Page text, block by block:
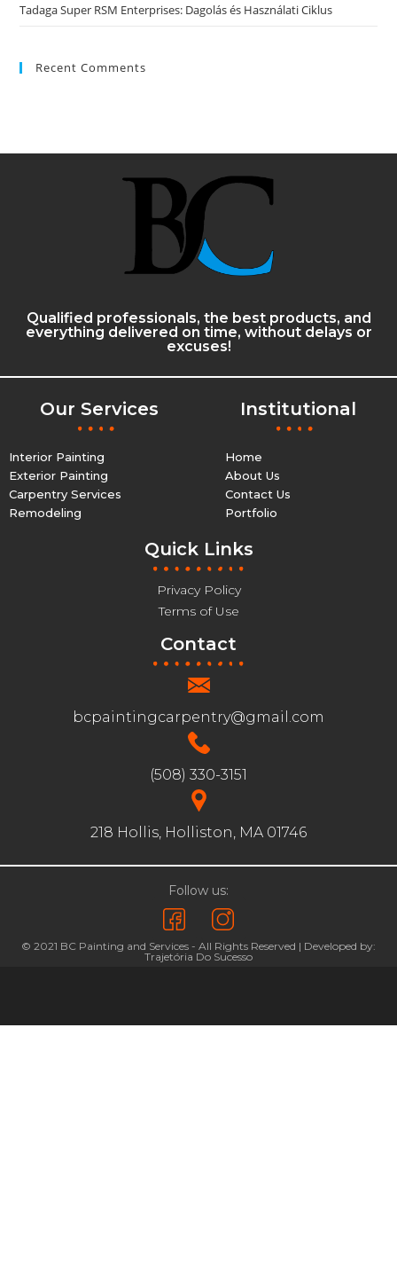
Tadaga Super RSM Enterprises: Dagolás és Használati Ciklus
Recent Comments
Qualified professionals, the best products, and
everything delivered on time, without delays or
excuses!
Our Services
Interior Painting
Exterior Painting
Carpentry Services
Remodeling
Institutional
Home
About Us
Contact Us
Portfolio
Quick Links
Privacy Policy
Terms of Use
Contact
bcpaintingcarpentry@gmail.com
(508) 330-3151
218 Hollis, Holliston, MA 01746
© 2021 BC Painting and Services - All Rights Reserved | Developed by:
Trajetória Do Sucesso
Follow us: